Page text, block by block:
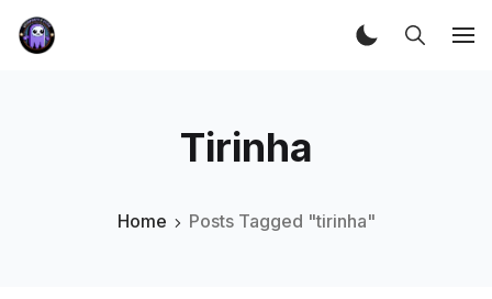
Tirinha
Home Posts Tagged "tirinha"